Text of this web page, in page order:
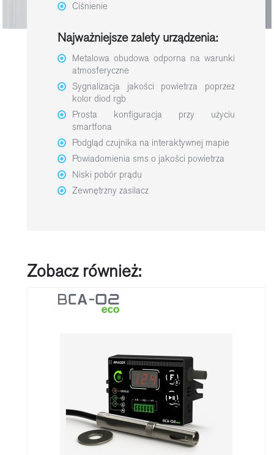
Ciśnienie
Najważniejsze zalety urządzenia:
Metalowa obudowa odporna na warunki
atmosferyczne
Sygnalizacja jakości powietrza poprzez
kolor diod rgb
Prosta konfiguracja przy użyciu
smartfona
Podgląd czujnika na interaktywnej mapie
Powiadomienia sms o jakości powietrza
Niski pobór prądu
Zewnętrzny zasilacz
Zobacz również: